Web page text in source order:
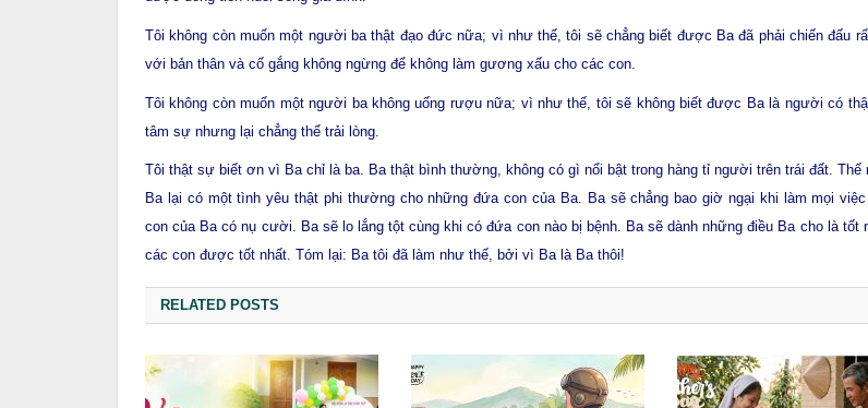
Tôi không còn muốn một người ba thật đạo đức nữa; vì như thế, tôi sẽ chẳng biết được Ba đã phải chiến đấu
với bản thân và cố gắng không ngừng để không làm gương xấu cho các con.
Tôi không còn muốn một người ba không uống rượu nữa; vì như thế, tôi sẽ không biết được Ba là người có
tâm sự nhưng lại chẳng thể trải lòng.
Tôi thật sự biết ơn vì Ba chỉ là ba. Ba thật bình thường, không có gì nổi bật trong hàng tỉ người trên trái đất. Thế
Ba lại có một tình yêu thật phi thường cho những đứa con của Ba. Ba sẽ chẳng bao giờ ngại khi làm mọi
con của Ba có nụ cười. Ba sẽ lo lắng tột cùng khi có đứa con nào bị bệnh. Ba sẽ dành những điều Ba cho là tốt
các con được tốt nhất. Tóm lại: Ba tôi đã làm như thế, bởi vì Ba là Ba thôi!
RELATED POSTS